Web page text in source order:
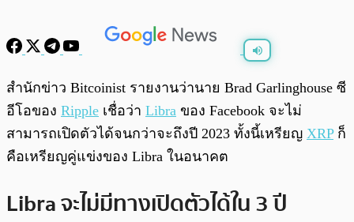
พร้อมเล่น
สำนักข่าว Bitcoinist รายงานว่านาย Brad Garlinghouse ซี
อีโอของ Ripple เชื่อว่า Libra ของ Facebook จะไม่
สามารถเปิดตัวได้จนกว่าจะถึงปี 2023 ทั้งนี้เหรียญ XRPก็
คือเหรียญคู่แข่งของ Libra ในอนาคต
Libra จะไม่มีทางเปิดตัวได้ใน 3 ปี